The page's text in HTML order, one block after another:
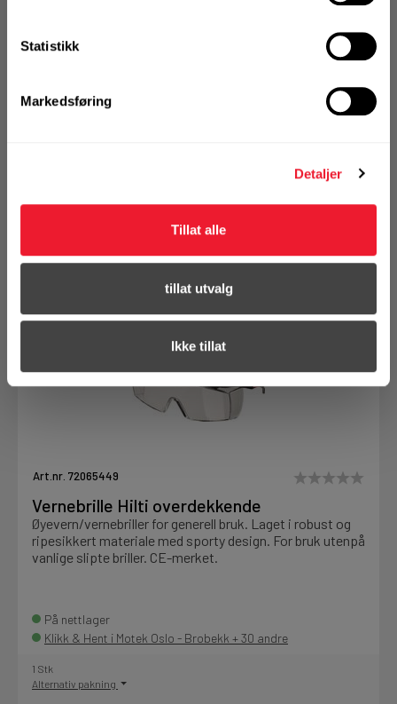
Statistikk
Markedsføring
Detaljer
Tillat alle
tillat utvalg
Ikke tillat
Klikk & Hent i Motek Oslo - Brobekk + 32 andre
se din avtalepris
Handleliste
Art.nr. 72065449
Vernebrille Hilti overdekkende
Øyevern/vernebriller for generell bruk. Laget i robust og
ripesikkert materiale med sporty design. For bruk utenpå
vanlige slipte briller. CE-merket.
På nettlager
Klikk & Hent i Motek Oslo - Brobekk + 30 andre
1 Stk
Alternativ pakning